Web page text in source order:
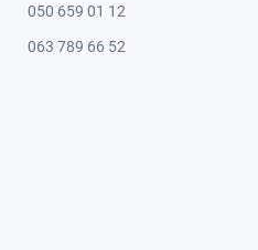
050 659 01 12
063 789 66 52